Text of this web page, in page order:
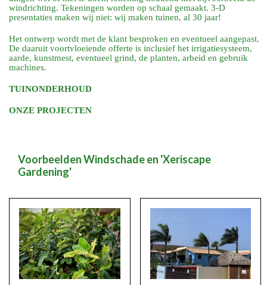
windrichting. Tekeningen worden op schaal gemaakt. 3-D
presentaties maken wij niet: wij maken tuinen, al 30 jaar!
Het ontwerp wordt met de klant besproken en eventueel aangepast.
De daaruit voortvloeiende offerte is inclusief het irrigatiesysteem,
aarde, kunstmest, eventueel grind, de planten, arbeid en gebruik
machines.
TUINONDERHOUD
ONZE PROJECTEN
Voorbeelden Windschade en 'Xeriscape
Gardening'